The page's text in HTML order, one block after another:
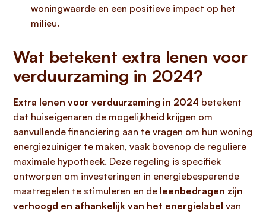
woningwaarde en een positieve impact op het
milieu.
Wat betekent extra lenen voor
verduurzaming in 2024?
Extra lenen voor verduurzaming in 2024 betekent
dat huiseigenaren de mogelijkheid krijgen om
aanvullende financiering aan te vragen om hun woning
energiezuiniger te maken, vaak bovenop de reguliere
maximale hypotheek. Deze regeling is specifiek
ontworpen om investeringen in energiebesparende
maatregelen te stimuleren en de leenbedragen zijn
verhoogd en afhankelijk van het energielabel van